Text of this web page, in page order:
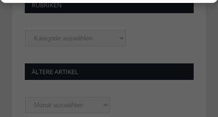
RUBRIKEN
Rubriken
ÄLTERE ARTIKEL
Ältere
Artikel